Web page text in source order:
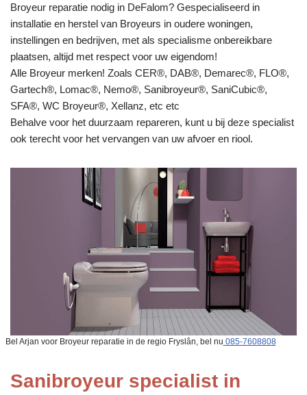
Broyeur reparatie nodig in DeFalom? Gespecialiseerd in
installatie en herstel van Broyeurs in oudere woningen,
instellingen en bedrijven, met als specialisme onbereikbare
plaatsen, altijd met respect voor uw eigendom!
Alle Broyeur merken! Zoals CER®, DAB®, Demarec®, FLO®,
Gartech®, Lomac®, Nemo®, Sanibroyeur®, SaniCubic®,
SFA®, WC Broyeur®, Xellanz, etc etc
Behalve voor het duurzaam repareren, kunt u bij deze specialist
ook terecht voor het vervangen van uw afvoer en riool.
Bel Arjan voor Broyeur reparatie in de regio Fryslân, bel nu 085-7608808
Sanibroyeur specialist in